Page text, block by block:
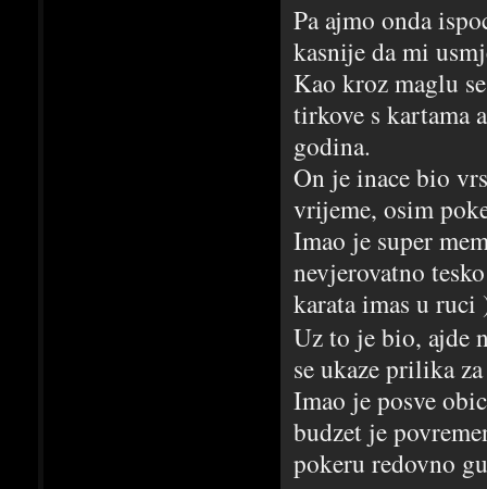
Pa ajmo onda
kasnije da mi
Kao kroz maglu
tirkove s kartama
godina.
On je inace bio
vrijeme, osim
Imao je super
nevjerovatno
karata imas u ruci
Uz to je bio, ajde
se ukaze prilika
Imao je posve
budzet je
pokeru redovno